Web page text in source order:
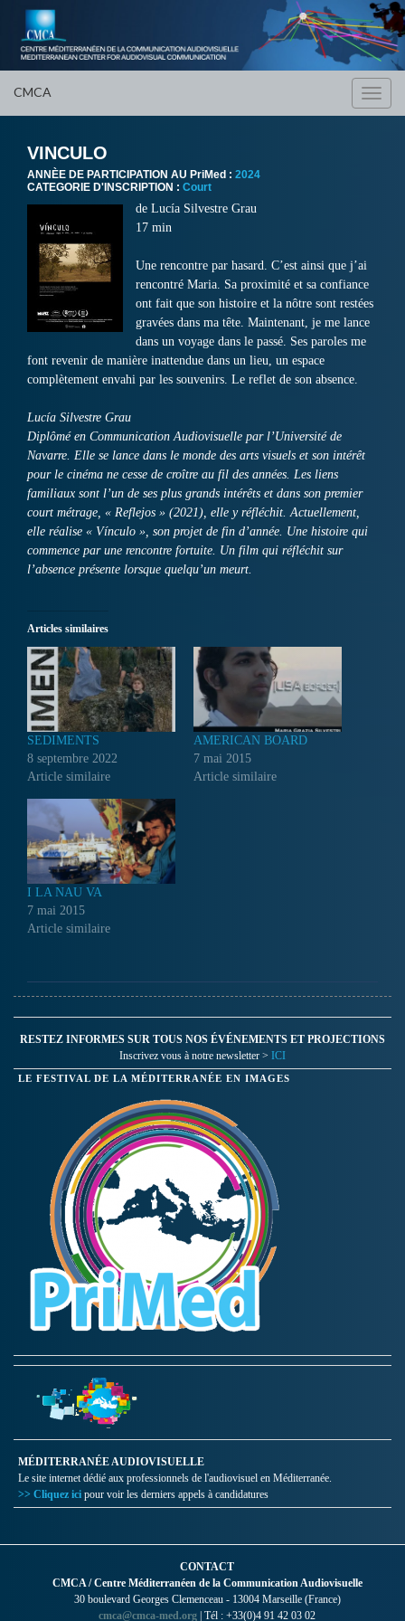
CMCA
VINCULO
ANNÈE DE PARTICIPATION AU PriMed : 2024
CATEGORIE D'INSCRIPTION : Court
de Lucía Silvestre Grau
17 min
Une rencontre par hasard. C’est ainsi que j’ai
rencontré Maria. Sa proximité et sa confiance
ont fait que son histoire et la nôtre sont restées
gravées dans ma tête. Maintenant, je me lance
dans un voyage dans le passé. Ses paroles me
font revenir de manière inattendue dans un lieu, un espace
complètement envahi par les souvenirs. Le reflet de son absence.
Lucía Silvestre Grau
Diplômé en Communication Audiovisuelle par l’Université de
Navarre. Elle se lance dans le monde des arts visuels et son intérêt
pour le cinéma ne cesse de croître au fil des années. Les liens
familiaux sont l’un de ses plus grands intérêts et dans son premier
court métrage, « Reflejos » (2021), elle y réfléchit. Actuellement,
elle réalise « Vínculo », son projet de fin d’année. Une histoire qui
commence par une rencontre fortuite. Un film qui réfléchit sur
l’absence présente lorsque quelqu’un meurt.
Articles similaires
SEDIMENTS
8 septembre 2022
Article similaire
AMERICAN BOARD
7 mai 2015
Article similaire
I LA NAU VA
7 mai 2015
Article similaire
RESTEZ INFORMES SUR TOUS NOS ÉVÉNEMENTS ET PROJECTIONS
Inscrivez vous à notre newsletter > ICI
LE FESTIVAL DE LA MÉDITERRANÉE EN IMAGES
MÉDITERRANÉE AUDIOVISUELLE
Le site internet dédié aux professionnels de l'audiovisuel en Méditerranée.
>> Cliquez ici pour voir les derniers appels à candidatures
CONTACT
CMCA / Centre Méditerranéen de la Communication Audiovisuelle
30 boulevard Georges Clemenceau - 13004 Marseille (France)
cmca@cmca-med.org | Tél : +33(0)4 91 42 03 02